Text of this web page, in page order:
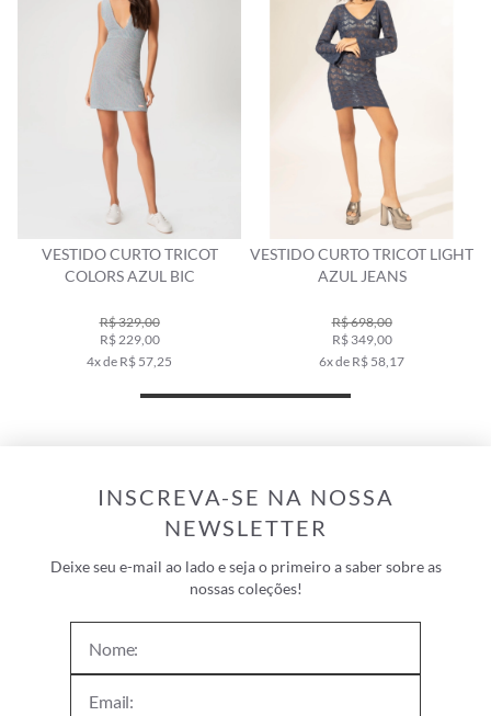
VESTIDO CURTO TRICOT
COLORS AZUL BIC
R$ 329,00
R$ 229,00
4x de R$ 57,25
VESTIDO CURTO TRICOT LIGHT
AZUL JEANS
R$ 698,00
R$ 349,00
6x de R$ 58,17
INSCREVA-SE NA NOSSA
NEWSLETTER
Deixe seu e-mail ao lado e seja o primeiro a saber sobre as
nossas coleções!